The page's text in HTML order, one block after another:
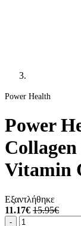
Power Health
Power
Vitamin
Εξαντλήθηκε
11.17€ 15.95€
Ποσότητα
-